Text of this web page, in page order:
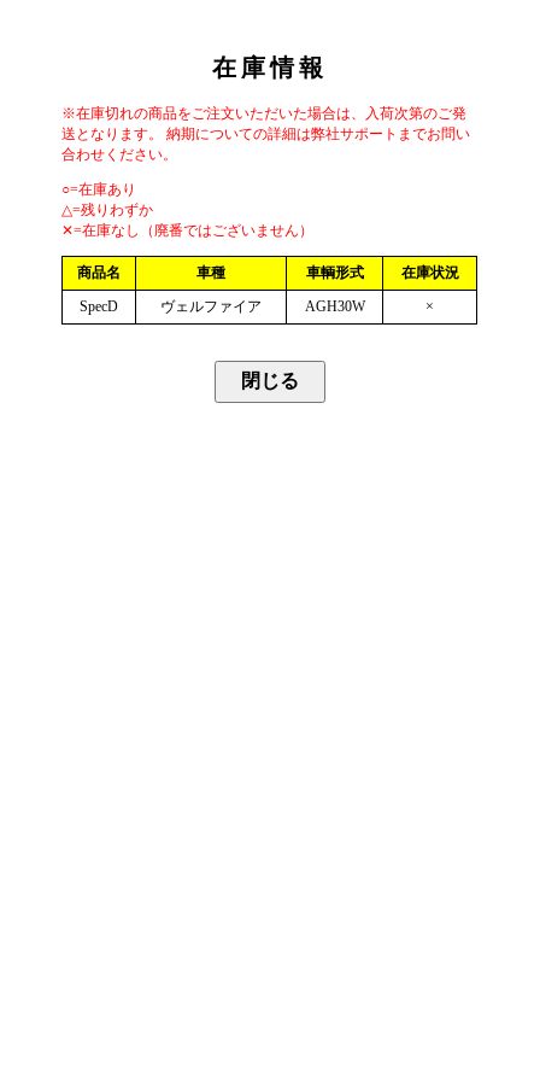
在庫情報
※在庫切れの商品をご注文いただいた場合は、入荷次第のご発
送となります。 納期についての詳細は弊社サポートまでお問い
合わせください。
○=在庫あり
△=残りわずか
✕=在庫なし（廃番ではございません）
商品名 車種 車輌形式
在庫状況
SpecD
ヴェルファイア AGH30W ×